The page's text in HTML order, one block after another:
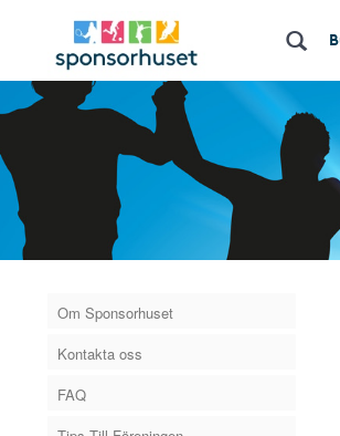
Om Sponsorhuset
Kontakta oss
FAQ